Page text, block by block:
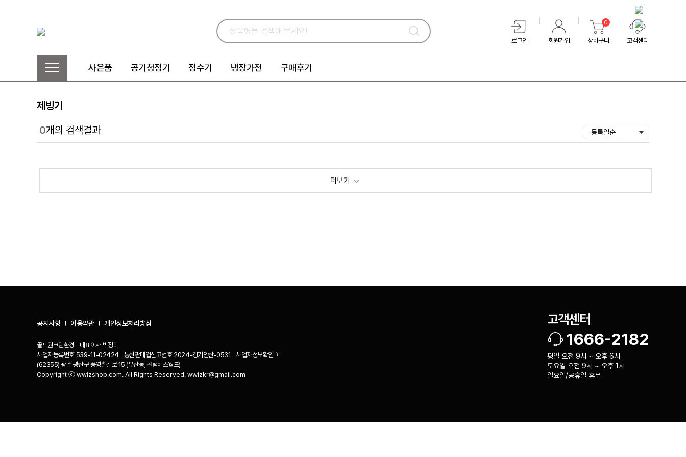
로그인 회원가입
0
장바구니 고객센터
사은품 공기청정기 정수기 냉장가전 구매후기
제빙기
0개의 검색결과 등록일순
더보기
공지사항 이용약관 개인정보처리방침
골드원크린환경 대표이사 박정미
사업자등록번호 539-11-02424 통신판매업신고번호 2024-경기안산-0531
사업자정보확인
(62355) 광주 광산구 풍영철길로 15 (우산동, 콜럼버스월드)
Copyright ⓒ wwizshop.com. All Rights Reserved. wwizkr@gmail.com
고객센터
1666-2182
평일 오전 9시 ~ 오후 6시
토요일 오전 9시 ~ 오후 1시
일요일/공휴일 휴무